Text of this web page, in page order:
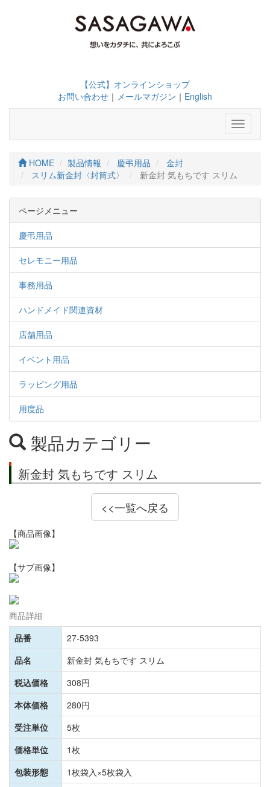
【公式】オンラインショップ
お問い合わせ ｜ メールマガジン ｜ English
Toggle
HOME 製品情報 慶弔用品
金封
スリム新金封〈封筒式〉
新金封 気もちです スリム
ページメニュー
慶弔用品
セレモニー用品
事務用品
ハンドメイド関連資材
店舗用品
イベント用品
ラッピング用品
用度品
製品カテゴリー
新金封 気もちです スリム
<<一覧へ戻る
【商品画像】
【サブ画像】
商品詳細
品番
27-5393
品名
新金封 気もちです スリム
税込価格
308円
本体価格
280円
受注単位
5枚
価格単位
1枚
包装形態
1枚袋入×5枚袋入